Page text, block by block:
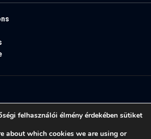
felhasználói élmény érdekében sütiket
about which cookies we are using or